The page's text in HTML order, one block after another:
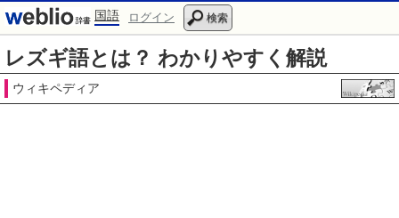
国語 ログイン 検索
レズギ語とは？ わかりやすく解説
ウィキペディア